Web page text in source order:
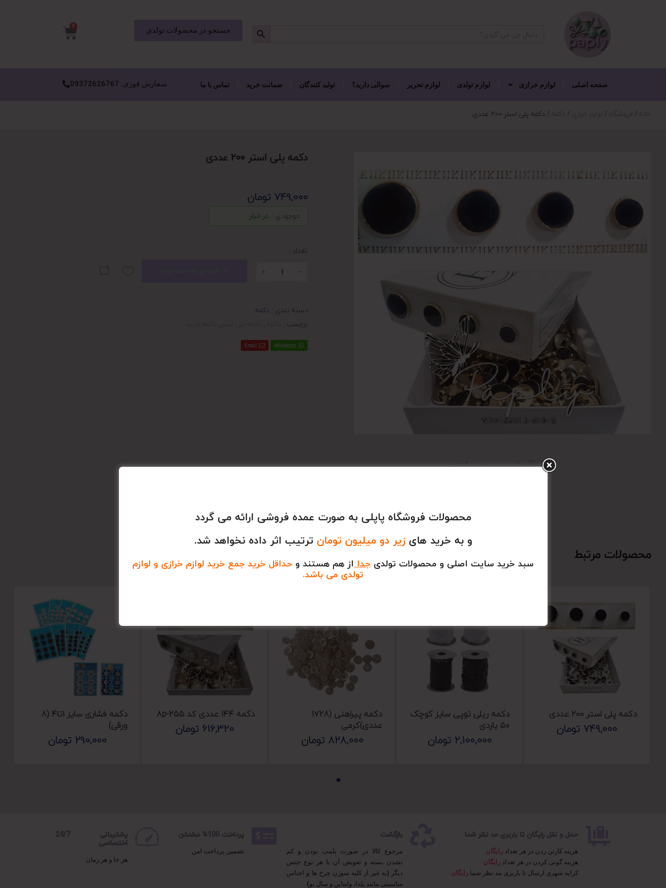
جستجو در محصولات تولدی 0
صفحه اصلی لوازم خرازی لوازم تولدی لوازم تحریر سوالی دارید؟ تولید کنندگان ضمانت خرید تماس با ما سفارش فوری: 09372626767
خانه فروشگاه لوازم خرازی دکمه دکمه پلی استر ۲۰۰ عددی
حرکت موس برای بزرگنمایی
دکمه پلی استر ۲۰۰ عددی
749,000 تومان
موجودی : در انبار
تعداد :
دسته بندی : دکمه
برچسب :
,
,
Whatsapp
Email
محصولات مرتبط
دکمه پلی استر ۲۰۰ عددی
749,000 تومان
دکمه ریلی توپی سایز کوچک
۵۰ یاردی
2,100,000 تومان
دکمه پیراهنی (۱۷۲۸
عددی)کرمی
828,000 تومان
دکمه ۱۴۴ عددی کد ۲۵۵-8p
616,320 تومان
دکمه فشاری سایز ۱تا۴ (۸
ورقی)
290,000 تومان
حمل و نقل رایگان تا باربری مد نظر شما
هزینه کارتن زدن در هر تعداد رایگان
هزینه گونی کردن در هر تعداد رایگان
کرایه شهری ارسال تا باربری مد نظر شما رایگان
بازگشت
مرجوع کالا در صورت پلمپ بودن و کم
نشدن بسته و تعویض آن با هر نوع جنس
دیگر (به غیر از کلیه سوزن چرخ ها و اجناس
مناسبتی مانند یلدا، ولنتاین و سال نو)
پرداخت 100% مطمئن
تضمین پرداخت امن
پشتیبانی 24/7
اختصاصی
هر جا و هر زمان
محصولات فروشگاه پاپلی به صورت عمده فروشی ارائه می گردد
و به خرید هایزیر دو میلیون تومان ترتیب اثر داده نخواهد شد.
سبد خرید سایت اصلی و محصولات تولدی جدا از هم هستند و حداقل خرید جمع خرید لوازم خرازی و لوازم
تولدی می باشد.